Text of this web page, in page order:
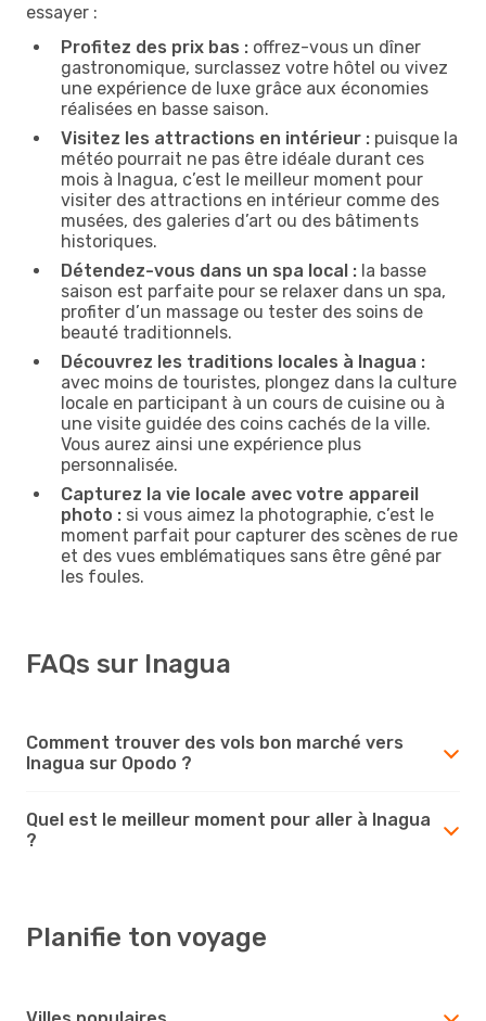
essayer :
Profitez des prix bas : offrez-vous un dîner
gastronomique, surclassez votre hôtel ou vivez
une expérience de luxe grâce aux économies
réalisées en basse saison.
Visitez les attractions en intérieur : puisque la
météo pourrait ne pas être idéale durant ces
mois à Inagua, c’est le meilleur moment pour
visiter des attractions en intérieur comme des
musées, des galeries d’art ou des bâtiments
historiques.
Détendez-vous dans un spa local : la basse
saison est parfaite pour se relaxer dans un spa,
profiter d’un massage ou tester des soins de
beauté traditionnels.
Découvrez les traditions locales à Inagua :
avec moins de touristes, plongez dans la culture
locale en participant à un cours de cuisine ou à
une visite guidée des coins cachés de la ville.
Vous aurez ainsi une expérience plus
personnalisée.
Capturez la vie locale avec votre appareil
photo : si vous aimez la photographie, c’est le
moment parfait pour capturer des scènes de rue
et des vues emblématiques sans être gêné par
les foules.
FAQs sur Inagua
Comment trouver des vols bon marché vers
Inagua sur Opodo ?
Quel est le meilleur moment pour aller à Inagua
?
Planifie ton voyage